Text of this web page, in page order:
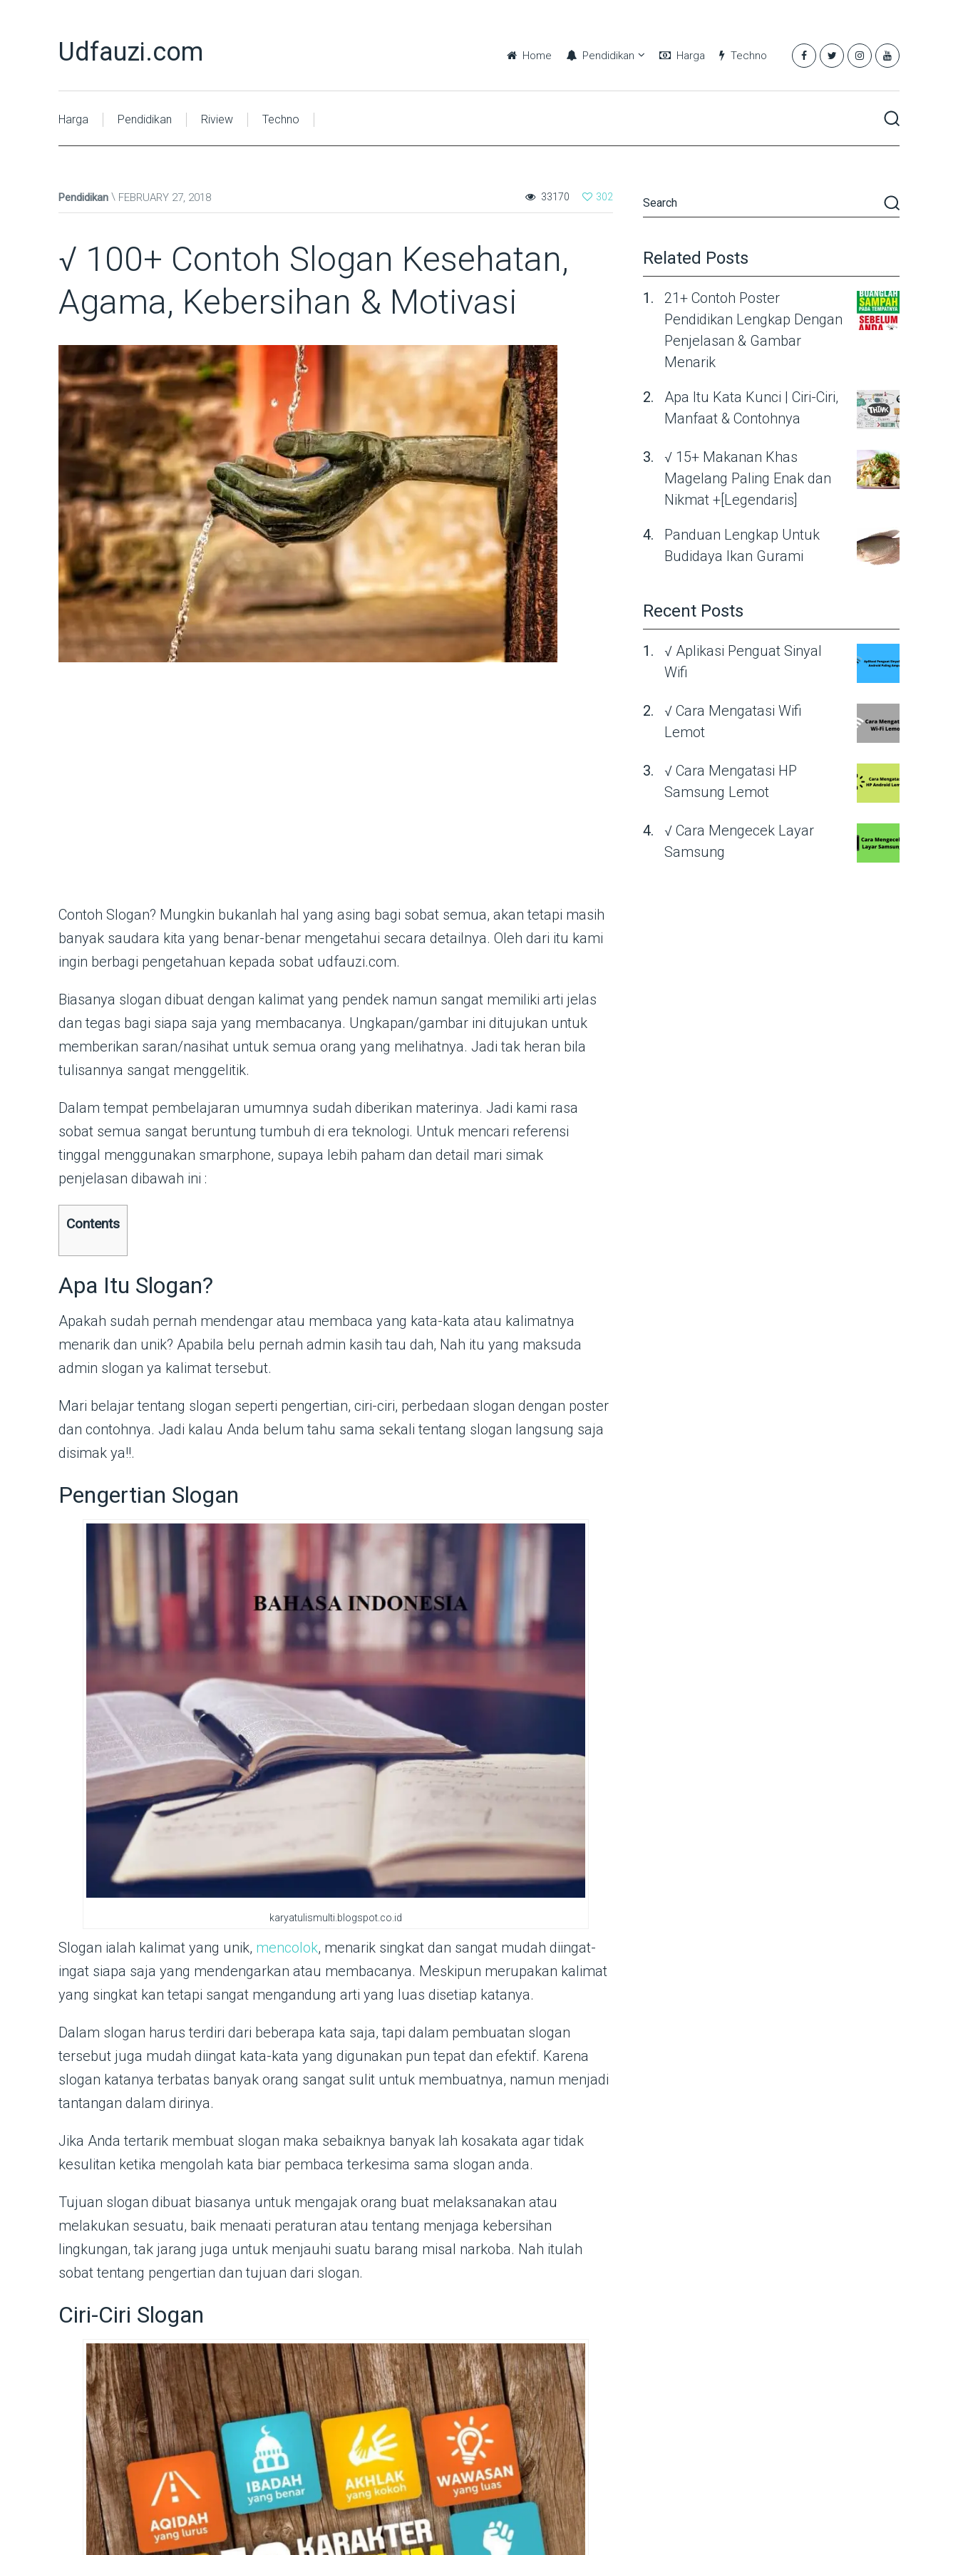
Udfauzi.com Home Pendidikan Harga Techno
Harga Pendidikan Riview Techno
Pendidikan FEBRUARY 27, 2018 302
33170
√ 100+ Contoh Slogan Kesehatan,
Agama, Kebersihan & Motivasi
Contoh Slogan? Mungkin bukanlah hal yang asing bagi sobat semua, akan tetapi masih
banyak saudara kita yang benar-benar mengetahui secara detailnya. Oleh dari itu kami
ingin berbagi pengetahuan kepada sobat udfauzi.com.
Biasanya slogan dibuat dengan kalimat yang pendek namun sangat memiliki arti jelas
dan tegas bagi siapa saja yang membacanya. Ungkapan/gambar ini ditujukan untuk
memberikan saran/nasihat untuk semua orang yang melihatnya. Jadi tak heran bila
tulisannya sangat menggelitik.
Dalam tempat pembelajaran umumnya sudah diberikan materinya. Jadi kami rasa
sobat semua sangat beruntung tumbuh di era teknologi. Untuk mencari referensi
tinggal menggunakan smarphone, supaya lebih paham dan detail mari simak
penjelasan dibawah ini :
Contents
Apa Itu Slogan?
Apakah sudah pernah mendengar atau membaca yang kata-kata atau kalimatnya
menarik dan unik? Apabila belu pernah admin kasih tau dah, Nah itu yang maksuda
admin slogan ya kalimat tersebut.
Mari belajar tentang slogan seperti pengertian, ciri-ciri, perbedaan slogan dengan poster
dan contohnya. Jadi kalau Anda belum tahu sama sekali tentang slogan langsung saja
disimak ya!!.
Pengertian Slogan
karyatulismulti.blogspot.co.id
Slogan ialah kalimat yang unik, mencolok, menarik singkat dan sangat mudah diingat-
ingat siapa saja yang mendengarkan atau membacanya. Meskipun merupakan kalimat
yang singkat kan tetapi sangat mengandung arti yang luas disetiap katanya.
Dalam slogan harus terdiri dari beberapa kata saja, tapi dalam pembuatan slogan
tersebut juga mudah diingat kata-kata yang digunakan pun tepat dan efektif. Karena
slogan katanya terbatas banyak orang sangat sulit untuk membuatnya, namun menjadi
tantangan dalam dirinya.
Jika Anda tertarik membuat slogan maka sebaiknya banyak lah kosakata agar tidak
kesulitan ketika mengolah kata biar pembaca terkesima sama slogan anda.
Tujuan slogan dibuat biasanya untuk mengajak orang buat melaksanakan atau
melakukan sesuatu, baik menaati peraturan atau tentang menjaga kebersihan
lingkungan, tak jarang juga untuk menjauhi suatu barang misal narkoba. Nah itulah
sobat tentang pengertian dan tujuan dari slogan.
Ciri-Ciri Slogan
Related Posts
21+ Contoh Poster
Pendidikan Lengkap Dengan
Penjelasan & Gambar
Menarik
Apa Itu Kata Kunci | Ciri-Ciri,
Manfaat & Contohnya
√ 15+ Makanan Khas
Magelang Paling Enak dan
Nikmat +[Legendaris]
Panduan Lengkap Untuk
Budidaya Ikan Gurami
Recent Posts
√ Aplikasi Penguat Sinyal
Wifi
√ Cara Mengatasi Wifi
Lemot
√ Cara Mengatasi HP
Samsung Lemot
√ Cara Mengecek Layar
Samsung